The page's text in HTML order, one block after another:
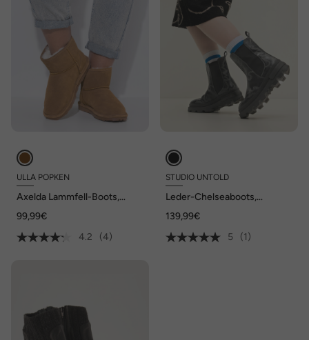
ULLA POPKEN
Axelda Lammfell-Boots,
99,99€
4.2
(4)
STUDIO UNTOLD
Leder-Chelseaboots,
Plateausohle
139,99€
5
(1)